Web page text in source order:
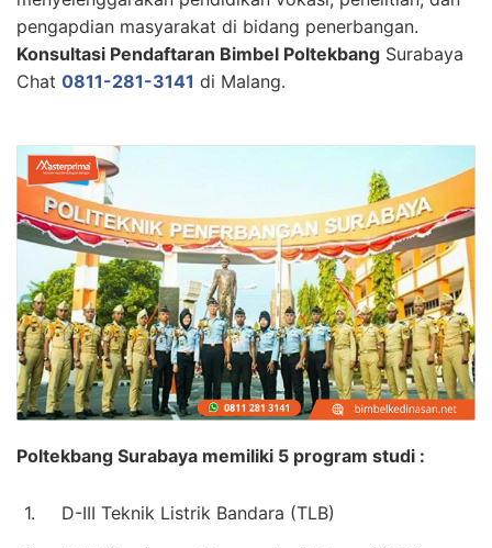
pengapdian masyarakat di bidang penerbangan.
Konsultasi Pendaftaran Bimbel Poltekbang Surabaya
Chat 0811-281-3141 di Malang.
Poltekbang Surabaya memiliki 5 program studi :
1.
D-III Teknik Listrik Bandara (TLB)